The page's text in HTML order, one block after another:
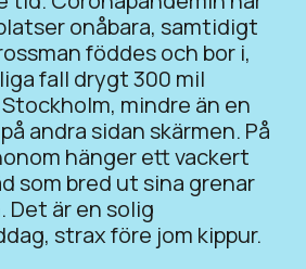
onåbara, samtidigt
föddes och bor i,
fall drygt 300 mil
mindre än en
andra sidan skärmen. På
hänger ett vackert
som bred ut sina grenar
Det är en solig
strax före jom kippur.